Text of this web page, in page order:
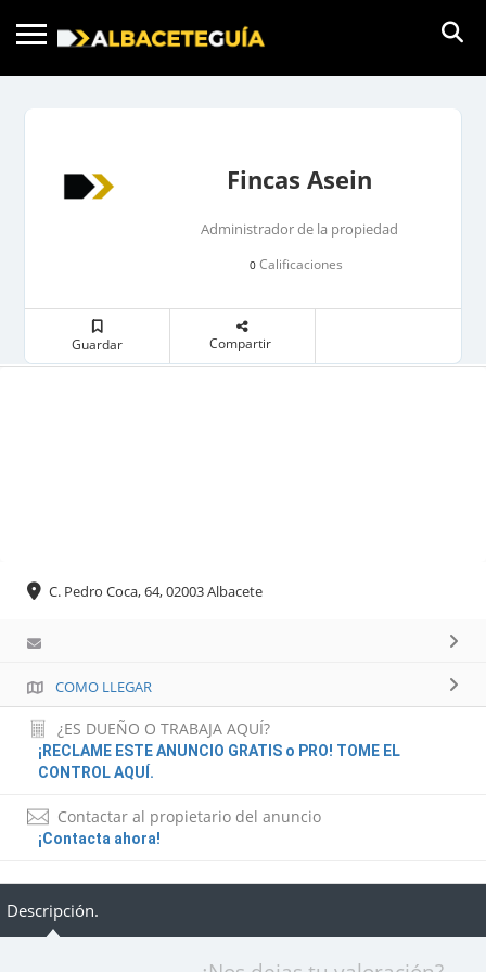
Fincas Asein
Administrador de la propiedad
0Calificaciones
Guardar Compartir
C. Pedro Coca, 64, 02003 Albacete
COMO LLEGAR
¿ES DUEÑO O TRABAJA AQUÍ?
¡RECLAME ESTE ANUNCIO GRATIS o PRO! TOME EL
CONTROL AQUÍ.
Contactar al propietario del anuncio
¡Contacta ahora!
Descripción.